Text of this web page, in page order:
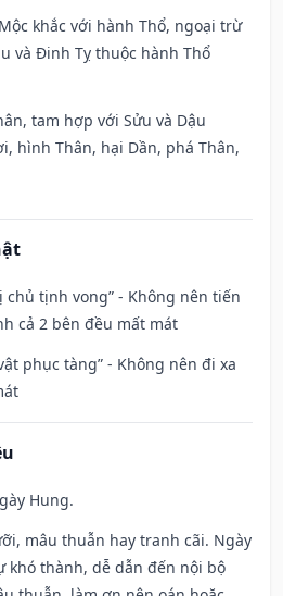
khắc với hành Thổ, ngoại trừ
và Đinh Tỵ thuộc hành Thổ
tam hợp với Sửu và Dậu
hình Thân, hại Dần, phá Thân,
chủ tịnh vong” - Không nên tiến
cả 2 bên đều mất mát
phục tàng” - Không nên đi xa
Hung.
mâu thuẫn hay tranh cãi. Ngày
khó thành, dễ dẫn đến nội bộ